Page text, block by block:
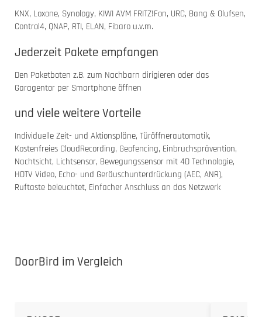
KNX, Loxone, Synology, KIWI AVM FRITZ!Fon, URC, Bang & Olufsen,
Control4, QNAP, RTI, ELAN, Fibaro u.v.m.
Jederzeit Pakete empfangen
Den Paketboten z.B. zum Nachbarn dirigieren oder das
Garagentor per Smartphone öffnen
und viele weitere Vorteile
Individuelle Zeit- und Aktionspläne, Türöffnerautomatik,
Kostenfreies CloudRecording, Geofencing, Einbruchsprävention,
Nachtsicht, Lichtsensor, Bewegungssensor mit 4D Technologie,
HDTV Video, Echo- und Geräuschunterdrückung (AEC, ANR),
Ruftaste beleuchtet, Einfacher Anschluss an das Netzwerk
DoorBird im Vergleich